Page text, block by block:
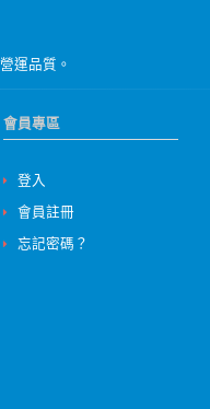
運品質。
會員專區
登入
會員註冊
忘記密碼？